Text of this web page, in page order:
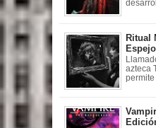
Ritual
azteca
permite